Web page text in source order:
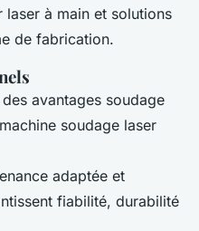
laser à main et solutions
de fabrication.
avantages soudage
soudage laser
adaptée et
fiabilité, durabilité